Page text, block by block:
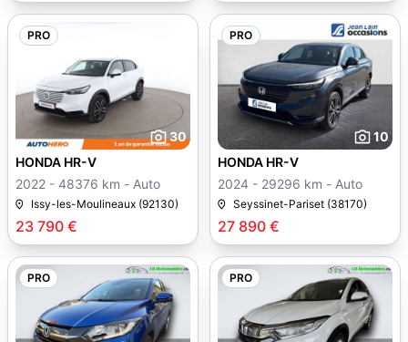
PRO
30
23 790 €
HONDA HR-V
2022 - 48376 km - Auto
Issy-les-Moulineaux (92130)
PRO
10
27 890 €
HONDA HR-V
2024 - 29296 km - Auto
Seyssinet-Pariset (38170)
PRO PRO